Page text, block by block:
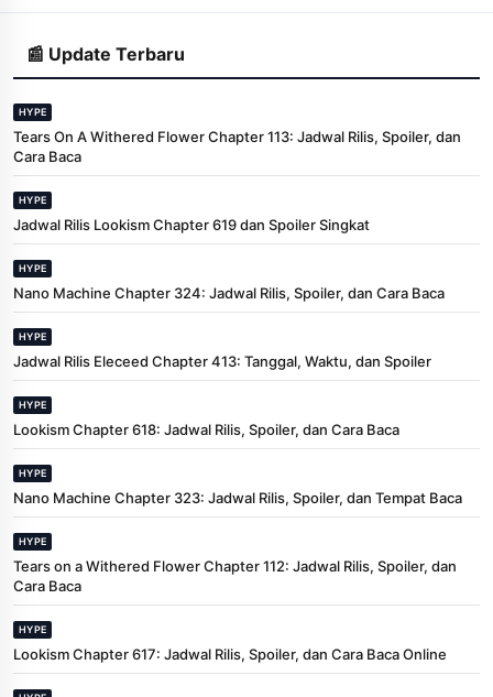
📰 Update Terbaru
HYPE
Tears On A Withered Flower Chapter 113: Jadwal Rilis, Spoiler, dan
Cara Baca
HYPE
Jadwal Rilis Lookism Chapter 619 dan Spoiler Singkat
HYPE
Nano Machine Chapter 324: Jadwal Rilis, Spoiler, dan Cara Baca
HYPE
Jadwal Rilis Eleceed Chapter 413: Tanggal, Waktu, dan Spoiler
HYPE
Lookism Chapter 618: Jadwal Rilis, Spoiler, dan Cara Baca
HYPE
Nano Machine Chapter 323: Jadwal Rilis, Spoiler, dan Tempat Baca
HYPE
Tears on a Withered Flower Chapter 112: Jadwal Rilis, Spoiler, dan
Cara Baca
HYPE
Lookism Chapter 617: Jadwal Rilis, Spoiler, dan Cara Baca Online